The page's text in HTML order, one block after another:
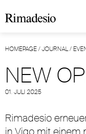
HOMEPAGE/JOURNAL/
NEW
01. JULI 2025
Rimadesio